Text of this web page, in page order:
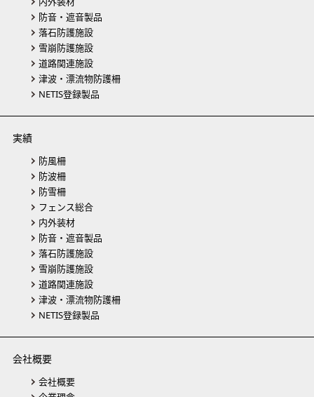
防音・遮音製品
落石防護施設
雪崩防護施設
道路関連施設
津波・漂流物防護柵
NETIS登録製品
実績
防風柵
防波柵
防雪柵
フェンス総合
内外装材
防音・遮音製品
落石防護施設
雪崩防護施設
道路関連施設
津波・漂流物防護柵
NETIS登録製品
会社概要
会社概要